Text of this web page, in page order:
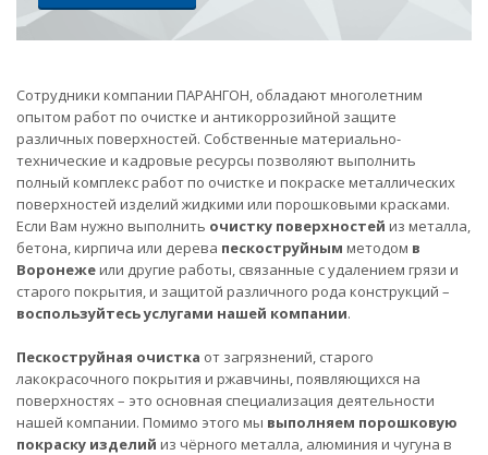
Сотрудники компании ПАРАНГОН, обладают многолетним
опытом работ по очистке и антикоррозийной защите
различных поверхностей. Собственные материально-
технические и кадровые ресурсы позволяют выполнить
полный комплекс работ по очистке и покраске металлических
поверхностей изделий жидкими или порошковыми красками.
Если Вам нужно выполнить очистку поверхностей из металла,
бетона, кирпича или дерева пескоструйным методом в
Воронежеили другие работы, связанные с удалением грязи и
старого покрытия, и защитой различного рода конструкций –
воспользуйтесь услугами нашей компании.
Пескоструйная очистка от загрязнений, старого
лакокрасочного покрытия и ржавчины, появляющихся на
поверхностях – это основная специализация деятельности
нашей компании. Помимо этого мы выполняем порошковую
покраску изделий из чёрного металла, алюминия и чугуна в